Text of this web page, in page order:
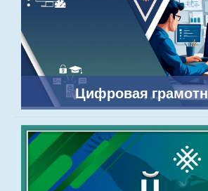
Цифровая